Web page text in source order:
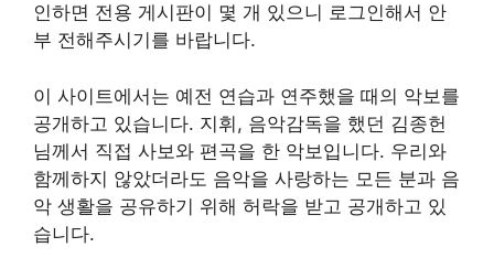
인하면 전용 게시판이 몇 개 있으니 로그인해서 안
부 전해주시기를 바랍니다.
이 사이트에서는 예전 연습과 연주했을 때의 악보를
공개하고 있습니다. 지휘, 음악감독을 했던 김종헌
님께서 직접 사보와 편곡을 한 악보입니다. 우리와
함께하지 않았더라도 음악을 사랑하는 모든 분과 음
악 생활을 공유하기 위해 허락을 받고 공개하고 있
습니다.